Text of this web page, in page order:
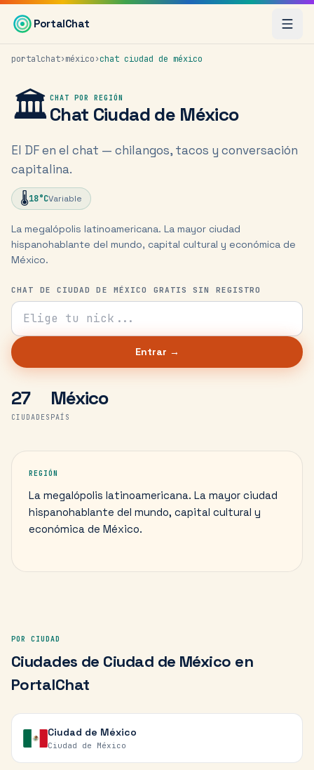
Saltar al contenido principal
PortalChat
portalchat›méxico›chat ciudad de méxico
🏛️ CHAT POR REGIÓN
Chat Ciudad de México
El DF en el chat — chilangos, tacos y conversación
capitalina.
🌡️18°CVariable
La megalópolis latinoamericana. La mayor ciudad
hispanohablante del mundo, capital cultural y económica de
México.
CHAT DE CIUDAD DE MÉXICO GRATIS SIN REGISTRO
Tu nick para el chat
Entrar →
27
CIUDADES
México
PAÍS
REGIÓN
La megalópolis latinoamericana. La mayor ciudad
hispanohablante del mundo, capital cultural y
económica de México.
POR CIUDAD
Ciudades de Ciudad de México en
PortalChat
Ciudad de México
Ciudad de México